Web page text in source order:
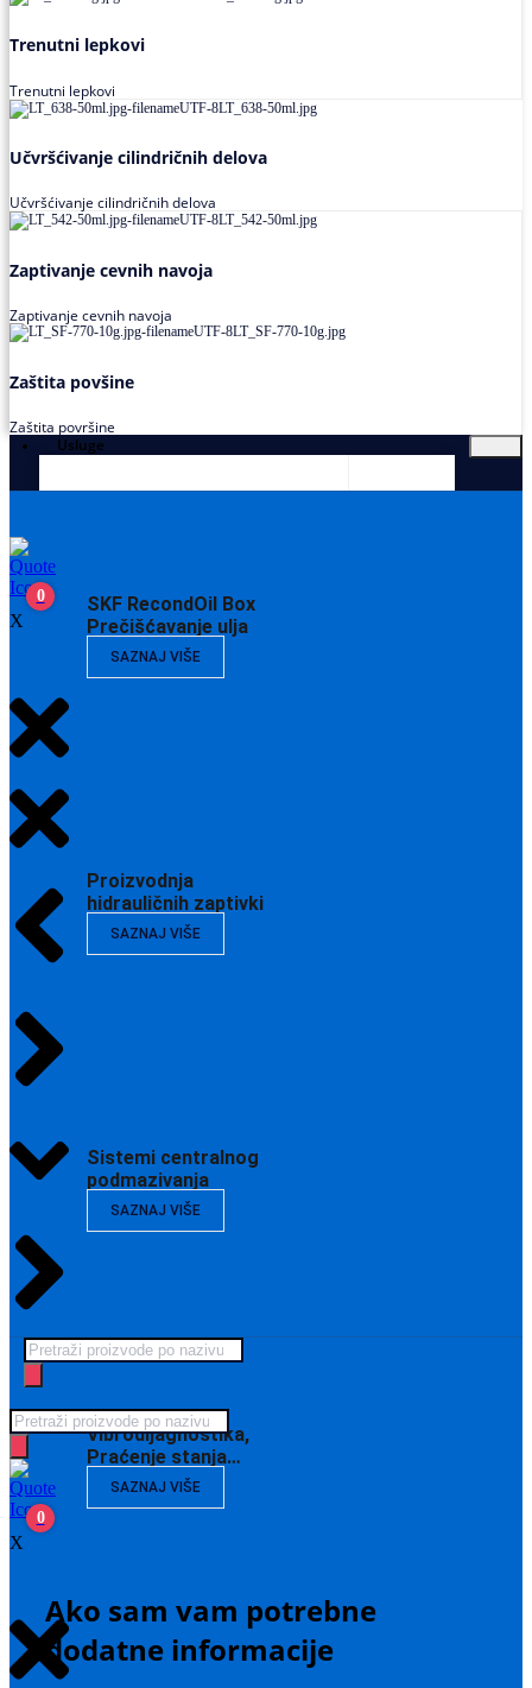
Trenutni lepkovi
Trenutni lepkovi
Učvršćivanje cilindričnih delova
Učvršćivanje cilindričnih delova
Zaptivanje cevnih navoja
Zaptivanje cevnih navoja
Zaštita povšine
Zaštita površine
Usluge
SKF RecondOil Box
Prečišćavanje ulja
SAZNAJ VIŠE
Proizvodnja
hidrauličnih zaptivki
SAZNAJ VIŠE
Sistemi centralnog
podmazivanja
SAZNAJ VIŠE
Vibrodijagnostika,
Praćenje stanja…
SAZNAJ VIŠE
Ako sam vam potrebne
dodatne informacije
0
X
Products
search
Products
search
0
X